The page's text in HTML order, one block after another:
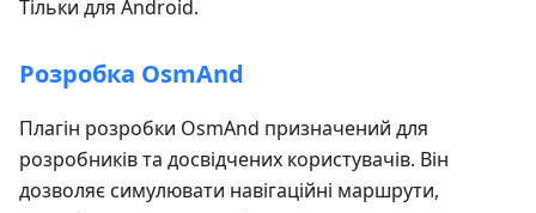
Тільки для Android.
Розробка OsmAnd
Плагін розробки OsmAnd призначений для
розробників та досвідчених користувачів. Він
дозволяє симулювати навігаційні маршрути,